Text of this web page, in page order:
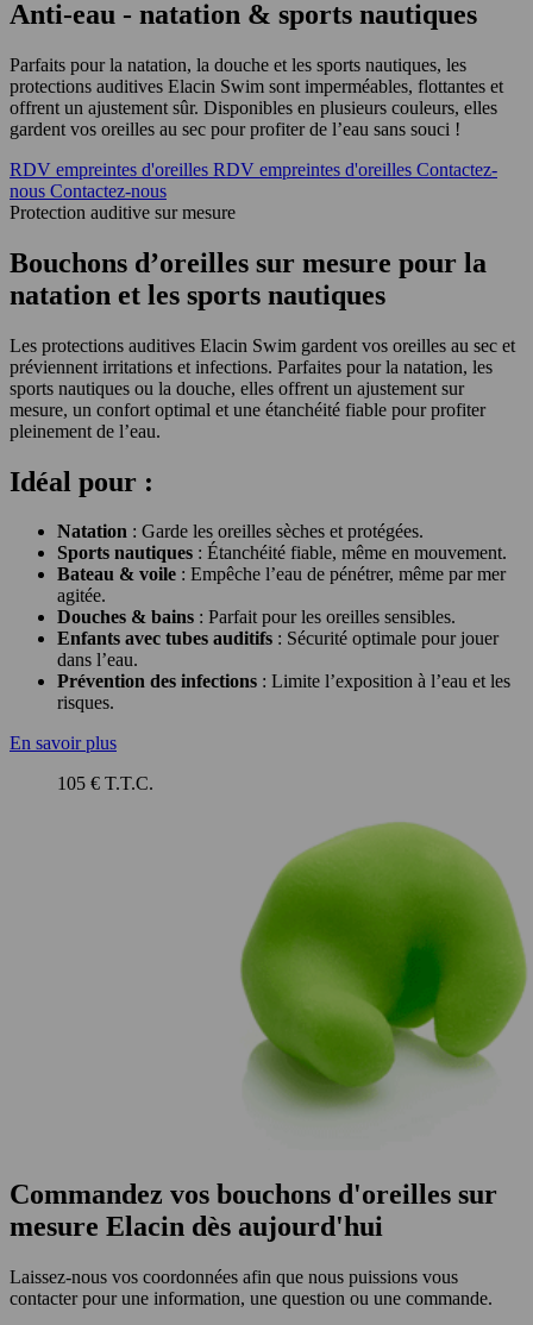
Anti-eau - natation & sports nautiques
Parfaits pour la natation, la douche et les sports nautiques, les
protections auditives Elacin Swim sont imperméables, flottantes et
offrent un ajustement sûr. Disponibles en plusieurs couleurs, elles
gardent vos oreilles au sec pour profiter de l’eau sans souci !
RDV empreintes d'oreilles RDV empreintes d'oreilles Contactez-
nous Contactez-nous
Protection auditive sur mesure
Bouchons d’oreilles sur mesure pour la
natation et les sports nautiques
Les protections auditives Elacin Swim gardent vos oreilles au sec et
préviennent irritations et infections. Parfaites pour la natation, les
sports nautiques ou la douche, elles offrent un ajustement sur
mesure, un confort optimal et une étanchéité fiable pour profiter
pleinement de l’eau.
Idéal pour :
Natation : Garde les oreilles sèches et protégées.
Sports nautiques : Étanchéité fiable, même en mouvement.
Bateau & voile : Empêche l’eau de pénétrer, même par mer
agitée.
Douches & bains : Parfait pour les oreilles sensibles.
Enfants avec tubes auditifs : Sécurité optimale pour jouer
dans l’eau.
Prévention des infections : Limite l’exposition à l’eau et les
risques.
En savoir plus
105 € T.T.C.
Commandez vos bouchons d'oreilles sur
mesure Elacin dès aujourd'hui
Laissez-nous vos coordonnées afin que nous puissions vous
contacter pour une information, une question ou une commande.